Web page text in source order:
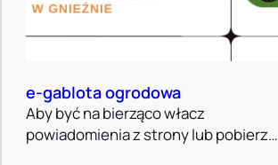
e-gablota ogrodowa
Aby być na bierząco włacz
powiadomienia z strony lub pobierz…